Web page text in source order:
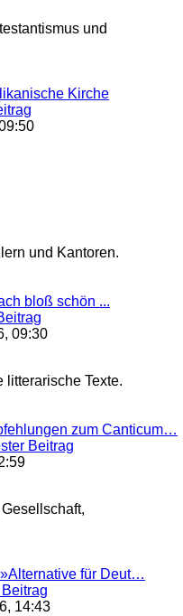
und
Kirche
und Kantoren.
bloß schön ...
09:30
litterarische Texte.
zum Canticum…
Beitrag
für Deut…
14:43